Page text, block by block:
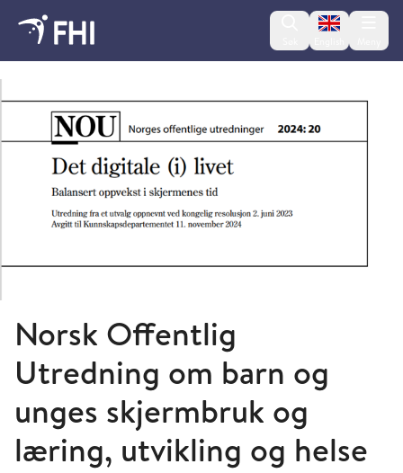
Change
Senter for evaluering av folkehelsetiltak
Norsk Offentlig
Utredning om barn og
unges skjermbruk og
læring, utvikling og helse